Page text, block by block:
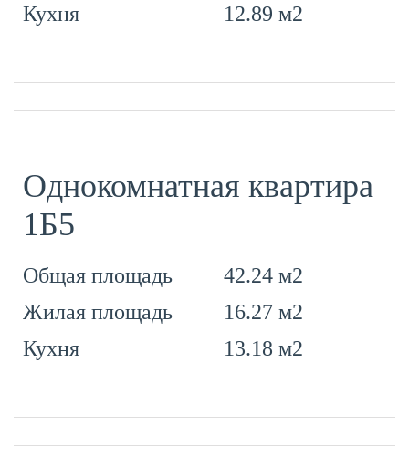
Кухня
12.89 м2
Однокомнатная квартира
1Б5
Общая площадь
42.24 м2
Жилая площадь
16.27 м2
Кухня
13.18 м2